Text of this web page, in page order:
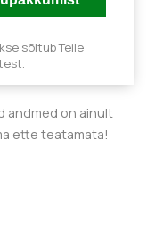
sõltub Teile
andmed on ainult
ette teatamata!